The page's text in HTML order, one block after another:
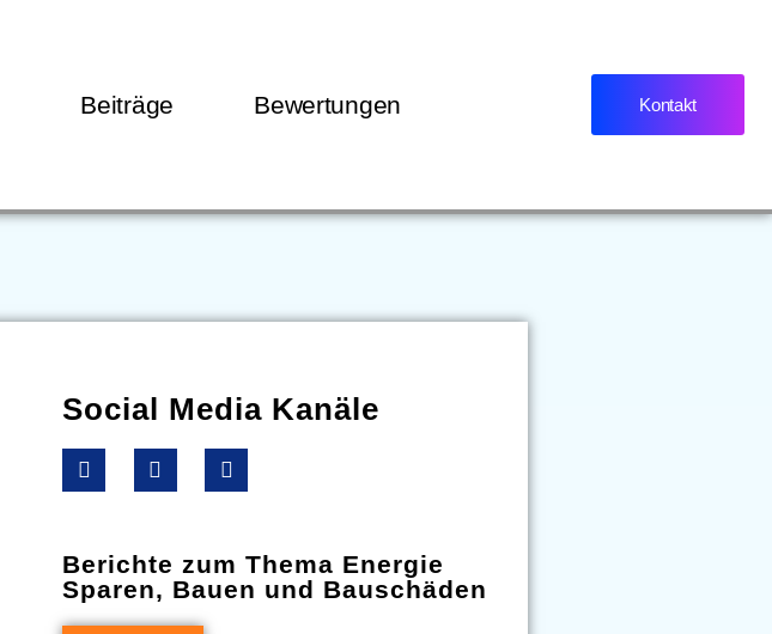
Beiträge Bewertungen Kontakt
Social Media Kanäle
Berichte zum Thema Energie
Sparen, Bauen und Bauschäden